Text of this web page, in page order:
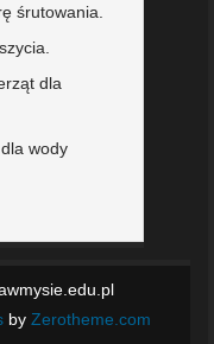
śrutowania.
dla
wody
by Zerotheme.com